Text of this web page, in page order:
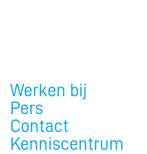
Werken bij
Pers
Contact
Kenniscentrum